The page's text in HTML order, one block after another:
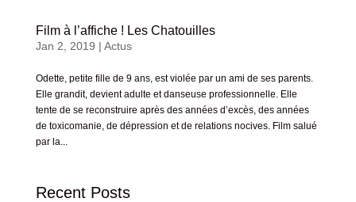
Film à l’affiche ! Les Chatouilles
Jan 2, 2019 | Actus
Odette, petite fille de 9 ans, est violée par un ami de ses parents.
Elle grandit, devient adulte et danseuse professionnelle. Elle
tente de se reconstruire après des années d’excès, des années
de toxicomanie, de dépression et de relations nocives. Film salué
par la...
Recent Posts